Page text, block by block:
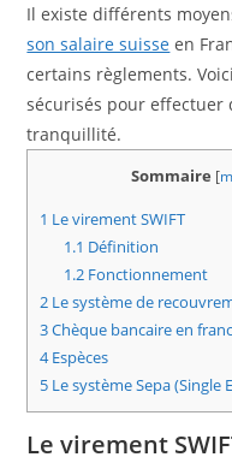
Il existe différents
son salaire suisse en
certains règlements.
sécurisés pour effectuer
tranquillité.
Sommaire [
1 Le virement SWIFT
1.1 Définition
1.2 Fonctionnement
2 Le système de
3Chèque bancaire en
4Espèces
5 Le système Sepa (Single
Le virement